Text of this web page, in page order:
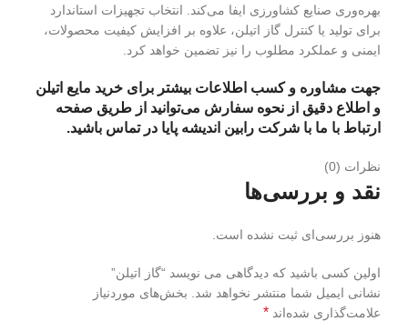
بهره‌وری صنایع کشاورزی ایفا می‌کند. انتخاب تجهیزات استاندارد
برای تولید یا کنترل گاز اتیلن، علاوه بر افزایش کیفیت محصولات،
ایمنی و عملکرد مطلوب را نیز تضمین خواهد کرد.
جهت مشاوره و کسب اطلاعات بیشتر برای خرید مایع اتیلن
و اطلاع دقیق از نحوه سفارش می‌توانید از طریق صفحه
ارتباط با ما با شرکت رابین اندیشه پایا در تماس باشید.
نظرات (0)
نقد و بررسی‌ها
هنوز بررسی‌ای ثبت نشده است.
اولین کسی باشید که دیدگاهی می نویسد “گاز اتیلن”
نشانی ایمیل شما منتشر نخواهد شد.
بخش‌های موردنیاز
علامت‌گذاری شده‌اند *